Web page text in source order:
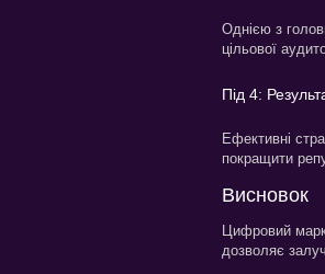
Однією з
цільової
Під 4:
Ефективні
покращити
Висновок
Цифровий
дозволяє